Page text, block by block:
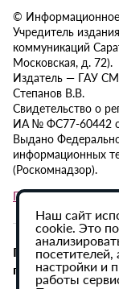
© Информационное
Учредитель
коммуникаций
Московская, д. 72).
Издатель — ГАУ
Степанов В.В.
Свидетельство о
ИА № ФС77-60442
Выдано
информационных
(Роскомнадзор).
Политика в
При
гиперссылка на
Наш сайт
cookie. Это
настройки и
работы